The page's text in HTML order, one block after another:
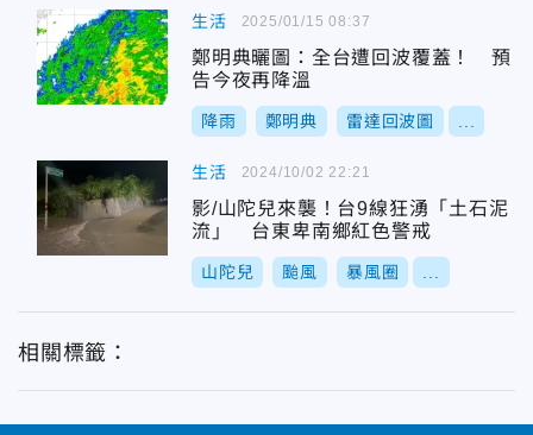
生活
鄭明典曬圖：全台遭回波覆蓋！ 預
告今夜再降溫
降雨 鄭明典 雷達回波圖
2025/01/15 08:37
生活
影/山陀兒來襲！台9線狂湧「土石泥
流」 台東卑南鄉紅色警戒
山陀兒 颱風 暴風圈
2024/10/02 22:21
相關標籤：